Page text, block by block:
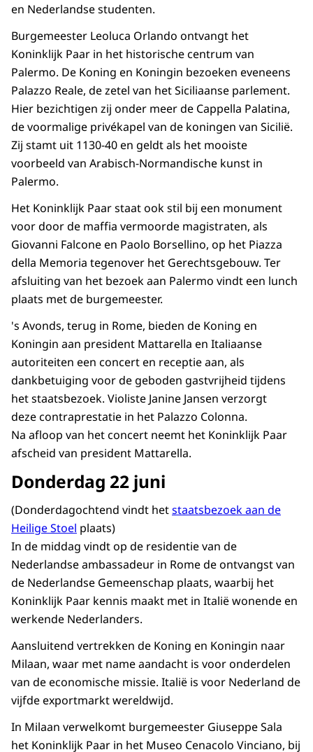
en Nederlandse studenten.
Burgemeester Leoluca Orlando ontvangt het
Koninklijk Paar in het historische centrum van
Palermo. De Koning en Koningin bezoeken eveneens
Palazzo Reale, de zetel van het Siciliaanse parlement.
Hier bezichtigen zij onder meer de Cappella Palatina,
de voormalige privékapel van de koningen van Sicilië.
Zij stamt uit 1130-40 en geldt als het mooiste
voorbeeld van Arabisch-Normandische kunst in
Palermo.
Het Koninklijk Paar staat ook stil bij een monument
voor door de maffia vermoorde magistraten, als
Giovanni Falcone en Paolo Borsellino, op het Piazza
della Memoria tegenover het Gerechtsgebouw. Ter
afsluiting van het bezoek aan Palermo vindt een lunch
plaats met de burgemeester.
's Avonds, terug in Rome, bieden de Koning en
Koningin aan president Mattarella en Italiaanse
autoriteiten een concert en receptie aan, als
dankbetuiging voor de geboden gastvrijheid tijdens
het staatsbezoek. Violiste Janine Jansen verzorgt
deze contraprestatie in het Palazzo Colonna.
Na afloop van het concert neemt het Koninklijk Paar
afscheid van president Mattarella.
Donderdag 22 juni
(Donderdagochtend vindt hetstaatsbezoek aan de
Heilige Stoel plaats)
In de middag vindt op de residentie van de
Nederlandse ambassadeur in Rome de ontvangst van
de Nederlandse Gemeenschap plaats, waarbij het
Koninklijk Paar kennis maakt met in Italië wonende en
werkende Nederlanders.
Aansluitend vertrekken de Koning en Koningin naar
Milaan, waar met name aandacht is voor onderdelen
van de economische missie. Italië is voor Nederland de
vijfde exportmarkt wereldwijd.
In Milaan verwelkomt burgemeester Giuseppe Sala
het Koninklijk Paar in het Museo Cenacolo Vinciano, bij